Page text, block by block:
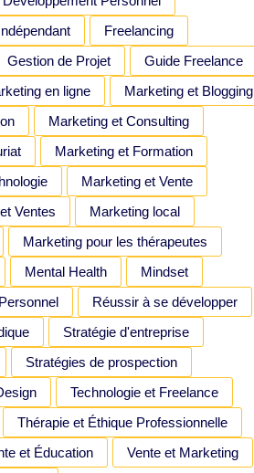
Freelancing
Gestion de Projet
Guide Freelance
en ligne
Marketing et Blogging
Marketing et Consulting
Marketing et Formation
Marketing et Vente
Ventes
Marketing local
Marketing pour les thérapeutes
Mental Health
Mindset
Réussir à se développer
Stratégie d'entreprise
Stratégies de prospection
Technologie et Freelance
Thérapie et Éthique Professionnelle
et Éducation
Vente et Marketing